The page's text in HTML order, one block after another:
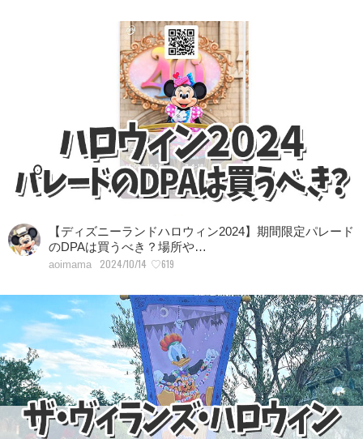
【ディズニーランドハロウィン2024】期間限定パレード
のDPAは買うべき？場所や…
aoimama 2024/10/14 ♡619